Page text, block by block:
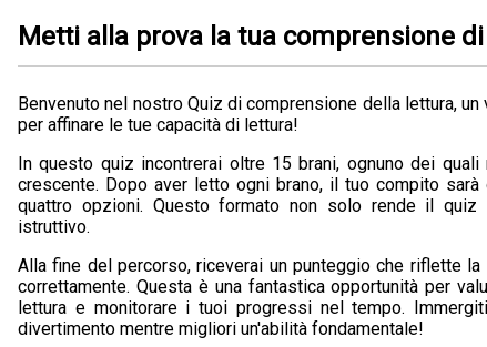
Metti alla prova la tua comprensione
Benvenuto nel nostro Quiz di comprensione della lettura,
per affinare le tue capacità di lettura!
In questo quiz incontrerai oltre 15 brani, ognuno dei
crescente. Dopo aver letto ogni brano, il tuo compito
quattro opzioni. Questo formato non solo rende il
istruttivo.
Alla fine del percorso, riceverai un punteggio che riflette
correttamente. Questa è una fantastica opportunità per
lettura e monitorare i tuoi progressi nel tempo.
divertimento mentre migliori un'abilità fondamentale!